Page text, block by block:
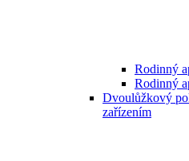
Rodinný
Rodinný
Dvoulůžkový
zařízením